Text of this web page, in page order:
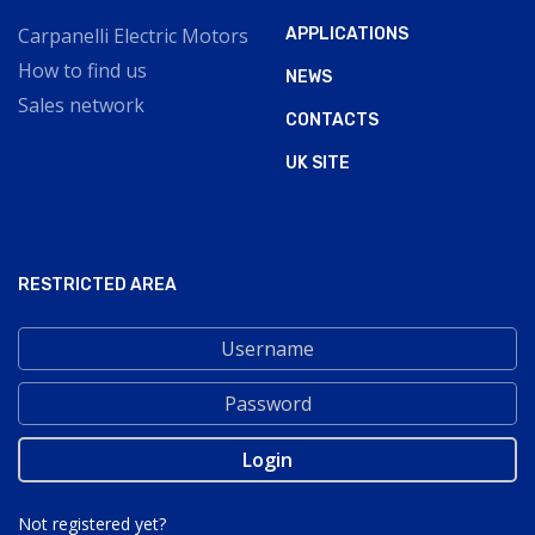
Carpanelli Electric Motors
How to find us
Sales network
APPLICATIONS
NEWS
CONTACTS
UK SITE
RESTRICTED AREA
Not registered yet?